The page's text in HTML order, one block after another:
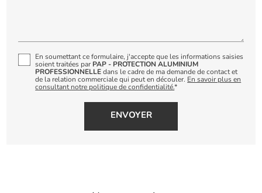
En soumettant ce formulaire, j'accepte que les informations saisies
soient traitées par PAP - PROTECTION ALUMINIUM
PROFESSIONNELLE dans le cadre de ma demande de contact et
de la relation commerciale qui peut en découler. En savoir plus en
consultant notre politique de confidentialité.*